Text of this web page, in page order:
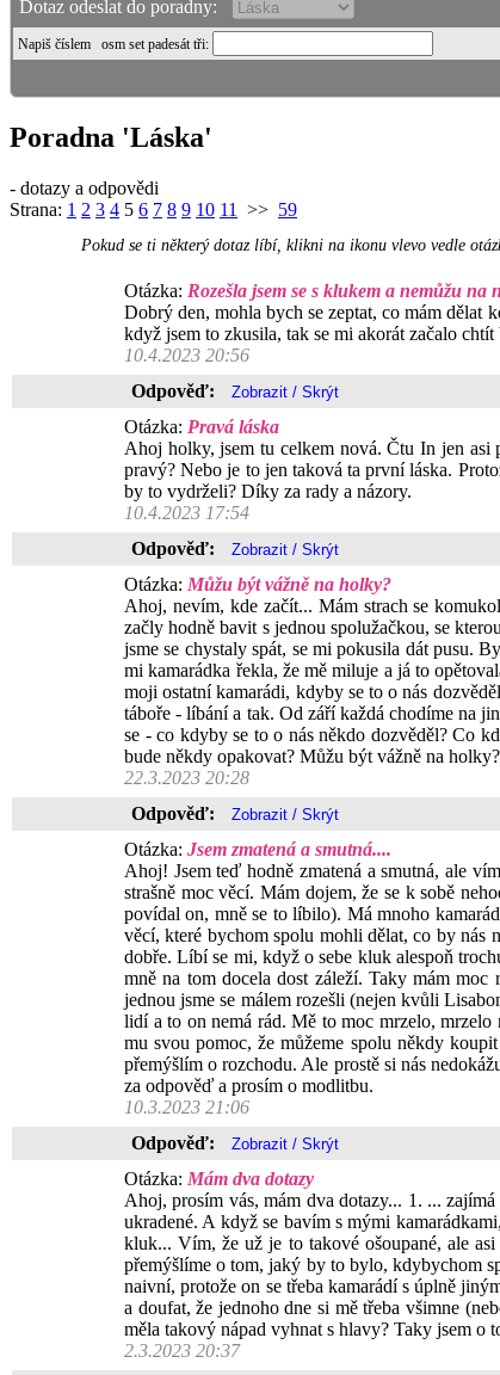
Dotaz odeslat do poradny:
Napiš číslem osm set padesát tři:
Poradna 'Láska'
- dotazy a odpovědi
Strana: 1 2 3 4 5 6 7 8 9 10 11 >> 59
Pokud se ti některý dotaz líbí, klikni na ikonu vlevo vedle
Otázka: Rozešla jsem se s klukem a nemůžu na
Dobrý den, mohla bych se zeptat, co mám dělat
když jsem to zkusila, tak se mi akorát začalo chtít
10.4.2023 20:56
Odpověď:
Otázka: Pravá láska
Ahoj holky, jsem tu celkem nová. Čtu In jen asi
pravý? Nebo je to jen taková ta první láska.
by to vydrželi? Díky za rady a názory.
10.4.2023 17:54
Odpověď:
Otázka: Můžu být vážně na holky?
Ahoj, nevím, kde začít... Mám strach se
začly hodně bavit s jednou spolužačkou, se
jsme se chystaly spát, se mi pokusila dát pusu.
mi kamarádka řekla, že mě miluje a já to
moji ostatní kamarádi, kdyby se to o nás
táboře - líbání a tak. Od září každá chodíme na
se - co kdyby se to o nás někdo dozvěděl? Co
bude někdy opakovat? Můžu být vážně na holky?
22.3.2023 20:28
Odpověď:
Otázka: Jsem zmatená a smutná....
Ahoj! Jsem teď hodně zmatená a smutná, ale
strašně moc věcí. Mám dojem, že se k sobě
povídal on, mně se to líbilo). Má mnoho
věcí, které bychom spolu mohli dělat, co by nás
dobře. Líbí se mi, když o sebe kluk alespoň
mně na tom docela dost záleží. Taky mám
jednou jsme se málem rozešli (nejen kvůli
lidí a to on nemá rád. Mě to moc mrzelo, mrzelo
mu svou pomoc, že můžeme spolu někdy
přemýšlím o rozchodu. Ale prostě si nás
za odpověď a prosím o modlitbu.
10.3.2023 21:06
Odpověď:
Otázka: Mám dva dotazy
Ahoj, prosím vás, mám dva dotazy... 1. ...
ukradené. A když se bavím s mými
kluk... Vím, že už je to takové ošoupané, ale
přemýšlíme o tom, jaký by to bylo, kdybychom
naivní, protože on se třeba kamarádí s úplně
a doufat, že jednoho dne si mě třeba všimne
měla takový nápad vyhnat s hlavy? Taky jsem
2.3.2023 20:37